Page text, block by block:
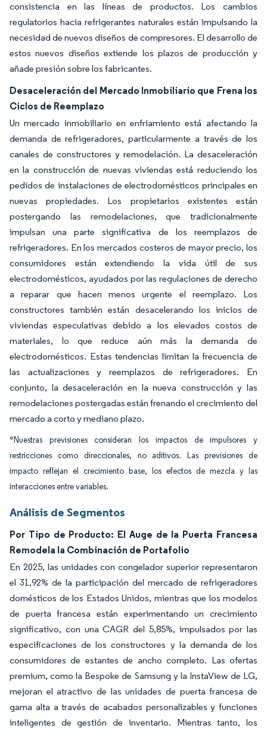
consistencia en las líneas de productos. Los cambios
regulatorios hacia refrigerantes naturales están impulsando la
necesidad de nuevos diseños de compresores. El desarrollo de
estos nuevos diseños extiende los plazos de producción y
añade presión sobre los fabricantes.
Desaceleración del Mercado Inmobiliario que Frena los
Ciclos de Reemplazo
Un mercado inmobiliario en enfriamiento está afectando la
demanda de refrigeradores, particularmente a través de los
canales de constructores y remodelación. La desaceleración
en la construcción de nuevas viviendas está reduciendo los
pedidos de instalaciones de electrodomésticos principales en
nuevas propiedades. Los propietarios existentes están
postergando las remodelaciones, que tradicionalmente
impulsan una parte significativa de los reemplazos de
refrigeradores. En los mercados costeros de mayor precio, los
consumidores están extendiendo la vida útil de sus
electrodomésticos, ayudados por las regulaciones de derecho
a reparar que hacen menos urgente el reemplazo. Los
constructores también están desacelerando los inicios de
viviendas especulativas debido a los elevados costos de
materiales, lo que reduce aún más la demanda de
electrodomésticos. Estas tendencias limitan la frecuencia de
las actualizaciones y reemplazos de refrigeradores. En
conjunto, la desaceleración en la nueva construcción y las
remodelaciones postergadas están frenando el crecimiento del
mercado a corto y mediano plazo.
*Nuestras previsiones consideran los impactos de impulsores y
restricciones como direccionales, no aditivos. Las previsiones de
impacto reflejan el crecimiento base, los efectos de mezcla y las
interacciones entre variables.
Análisis de Segmentos
Por Tipo de Producto: El Auge de la Puerta Francesa
Remodela la Combinación de Portafolio
En 2025, las unidades con congelador superior representaron
el 31,92% de la participación del mercado de refrigeradores
domésticos de los Estados Unidos, mientras que los modelos
de puerta francesa están experimentando un crecimiento
significativo, con una CAGR del 5,85%, impulsados por las
especificaciones de los constructores y la demanda de los
consumidores de estantes de ancho completo. Las ofertas
premium, como la Bespoke de Samsung y la InstaView de LG,
mejoran el atractivo de las unidades de puerta francesa de
gama alta a través de acabados personalizables y funciones
inteligentes de gestión de inventario. Mientras tanto, los